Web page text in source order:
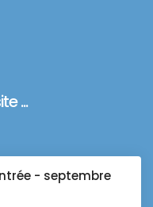
...
- septembre